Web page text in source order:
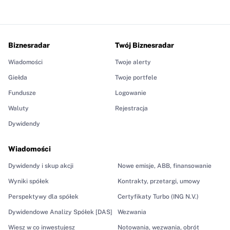
Biznesradar
Wiadomości
Giełda
Fundusze
Waluty
Dywidendy
Wiadomości
Dywidendy i skup akcji
Wyniki spółek
Perspektywy dla spółek
Dywidendowe Analizy Spółek [DAS]
Wiesz w co inwestujesz
Nowe emisje, ABB, finansowanie
Kontrakty, przetargi, umowy
Certyfikaty Turbo (ING N.V.)
Wezwania
Notowania, wezwania, obrót
Twój Biznesradar
Twoje alerty
Twoje portfele
Logowanie
Rejestracja